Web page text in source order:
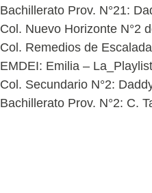
Bachillerato Prov. N°21:
Col. Nuevo Horizonte N°2
Col. Remedios de
EMDEI: Emilia –
Col. Secundario N°2:
Bachillerato Prov. N°2: C.